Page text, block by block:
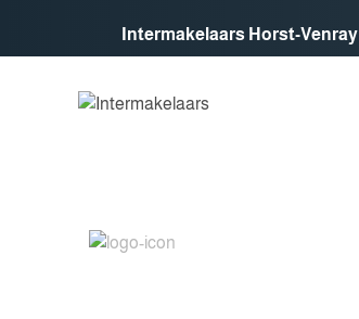
Intermakelaars Horst-Venray